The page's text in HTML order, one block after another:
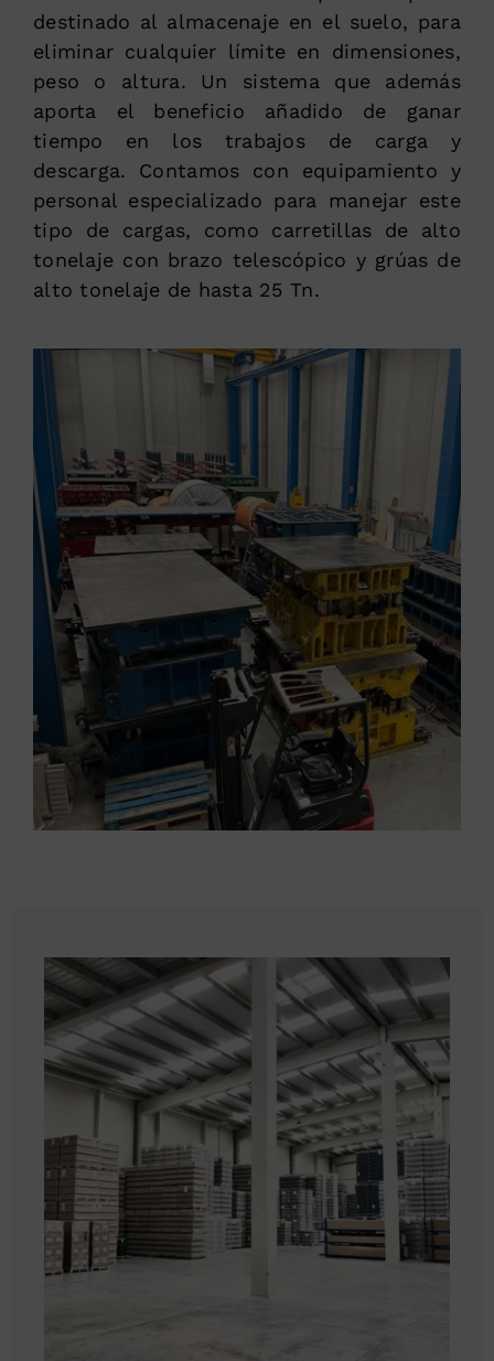
destinado al almacenaje en el suelo, para
eliminar cualquier límite en dimensiones,
peso o altura. Un sistema que además
aporta el beneficio añadido de ganar
tiempo en los trabajos de carga y
descarga. Contamos con equipamiento y
personal especializado para manejar este
tipo de cargas, como carretillas de alto
tonelaje con brazo telescópico y grúas de
alto tonelaje de hasta 25 Tn.